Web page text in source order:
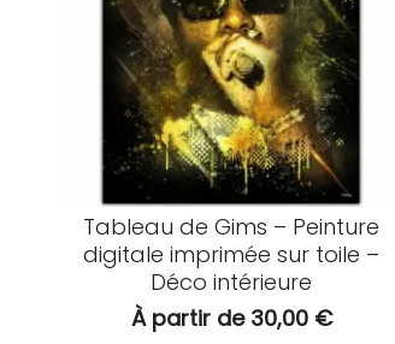
Tableau de Gims – Peinture
digitale imprimée sur toile –
Déco intérieure
À partir de 30,00 €